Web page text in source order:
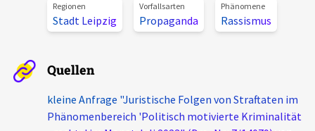
Alle Beiträge
Pressemitteilungen
Podcasts
Über uns
Projektbeschreibung
Unterstützer_innen
Regionen
Stadt Leipzig
Vorfallsarten
Propaganda
Phänomene
Rassismus
Quellen
kleine Anfrage "Juristische Folgen von Straftaten im
Phänomenbereich 'Politisch motivierte Kriminalität